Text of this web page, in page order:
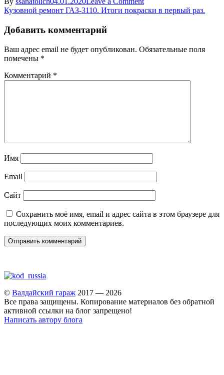
покраска
Навигация
по
записям
Кузовной ремонт ГАЗ-3110. Итоги покраски в первый раз.
Добавить комментарий
Ваш адрес email не будет опубликован. Обязательные поля
помечены *
Комментарий *
Имя
Email
Сайт
Сохранить моё имя, email и адрес сайта в этом браузере для
последующих моих комментариев.
© Валдайский гараж 2017 — 2026
Все права защищены. Копирование материалов без обратной
активной ссылки на блог запрещено!
Написать автору блога